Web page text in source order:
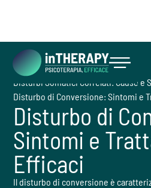
Inizia ora
Cosa facciamoDisturbi
Disturbi Somatici Correlati: Cause e
Disturbo di Conversione: Sintomi e
Disturbo di
Sintomi e
Efficaci
Il disturbo di conversione è